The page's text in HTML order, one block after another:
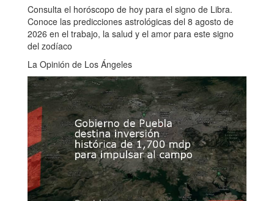
Consulta el horóscopo de hoy para el signo de Libra.
Conoce las predicciones astrológicas del 8 agosto de
2026 en el trabajo, la salud y el amor para este signo
del zodíaco
La Opinión de Los Ángeles